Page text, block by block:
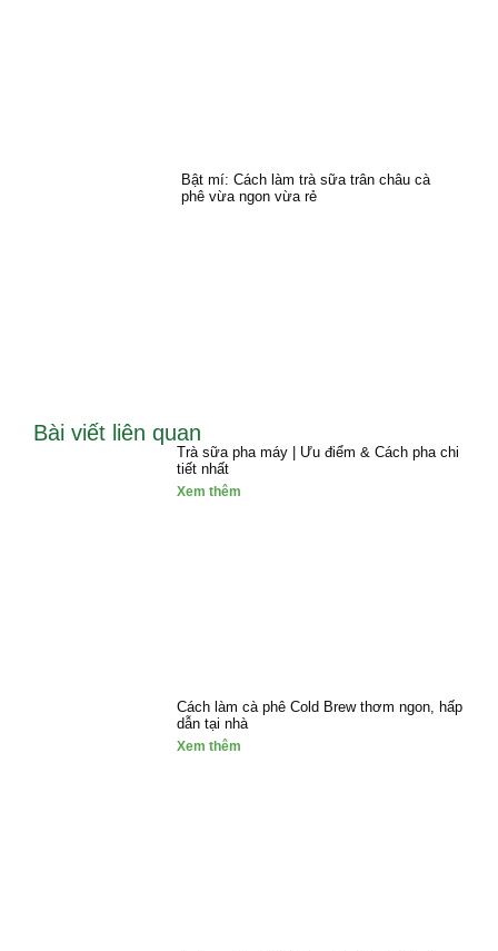
Bật mí: Cách làm trà sữa trân châu cà
phê vừa ngon vừa rẻ
Bài viết liên quan
Trà sữa pha máy | Ưu điểm & Cách pha chi
tiết nhất
Xem thêm
Cách làm cà phê Cold Brew thơm ngon, hấp
dẫn tại nhà
Xem thêm